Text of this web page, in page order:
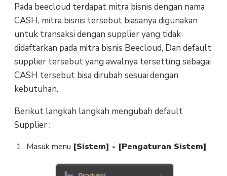
Pada beecloud terdapat mitra bisnis dengan nama
CASH, mitra bisnis tersebut biasanya digunakan
untuk transaksi dengan supplier yang tidak
didaftarkan pada mitra bisnis Beecloud, Dan default
supplier tersebut yang awalnya tersetting sebagai
CASH tersebut bisa dirubah sesuai dengan
kebutuhan.
Berikut langkah langkah mengubah default
Supplier :
Masuk menu [Sistem] - [Pengaturan Sistem]